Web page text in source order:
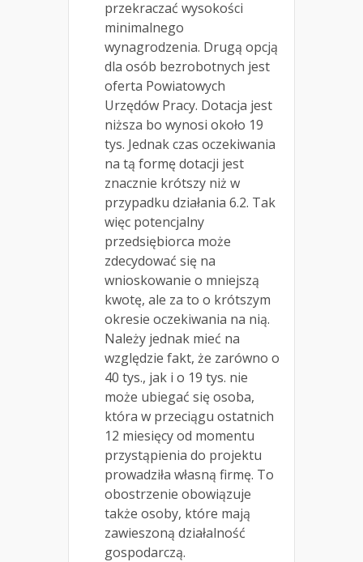
przekraczać wysokości
minimalnego
wynagrodzenia. Drugą opcją
dla osób bezrobotnych jest
oferta Powiatowych
Urzędów Pracy. Dotacja jest
niższa bo wynosi około 19
tys. Jednak czas oczekiwania
na tą formę dotacji jest
znacznie krótszy niż w
przypadku działania 6.2. Tak
więc potencjalny
przedsiębiorca może
zdecydować się na
wnioskowanie o mniejszą
kwotę, ale za to o krótszym
okresie oczekiwania na nią.
Należy jednak mieć na
względzie fakt, że zarówno o
40 tys., jak i o 19 tys. nie
może ubiegać się osoba,
która w przeciągu ostatnich
12 miesięcy od momentu
przystąpienia do projektu
prowadziła własną firmę. To
obostrzenie obowiązuje
także osoby, które mają
zawieszoną działalność
gospodarczą.